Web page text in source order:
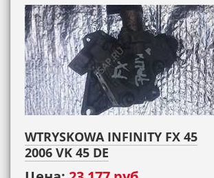
WTRYSKOWA INFINITY FX 45
2006 VK 45 DE